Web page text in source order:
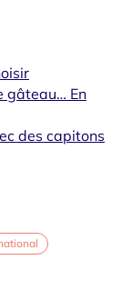
gâteau… En
des capitons